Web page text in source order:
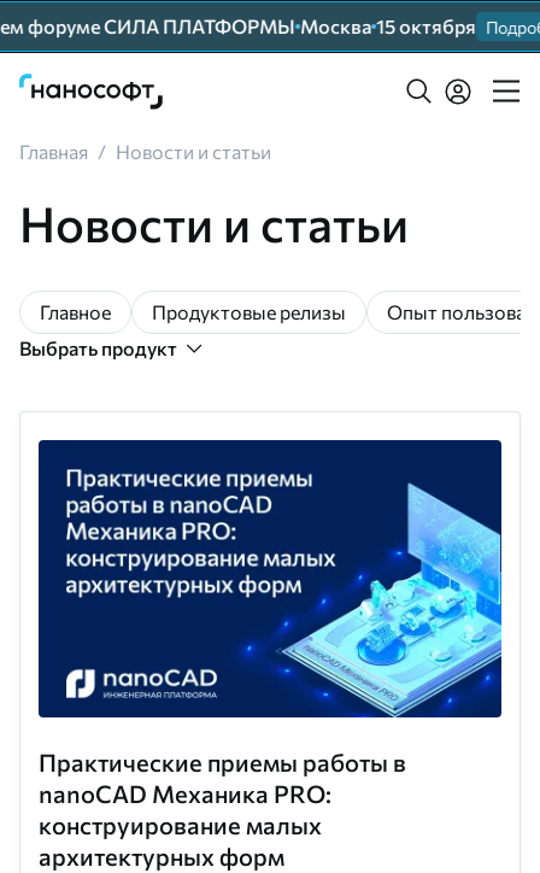
форуме СИЛА ПЛАТФОРМЫ Москва 15 октября
Главная / Новости и статьи
Новости и статьи
Главное Продуктовые релизы
Опыт
Выбрать продукт
Практические приемы работы в
nanoCAD Механика PRO:
конструирование малых
архитектурных форм